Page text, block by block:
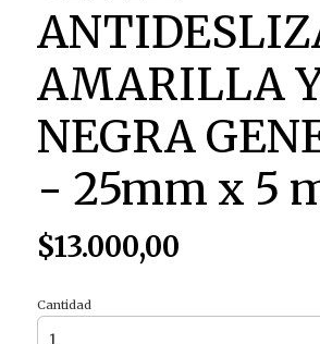
AMARILLA
NEGRA
- 25mm x 5
$13.000,00
Cantidad